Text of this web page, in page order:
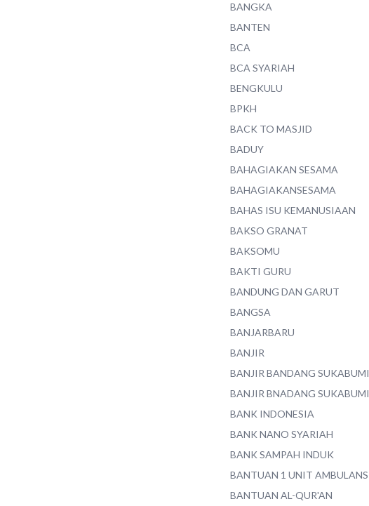
BANGKA
BANTEN
BCA
BCA SYARIAH
BENGKULU
BPKH
BACK TO MASJID
BADUY
BAHAGIAKAN SESAMA
BAHAGIAKANSESAMA
BAHAS ISU KEMANUSIAAN
BAKSO GRANAT
BAKSOMU
BAKTI GURU
BANDUNG DAN GARUT
BANGSA
BANJARBARU
BANJIR
BANJIR BANDANG SUKABUMI
BANJIR BNADANG SUKABUMI
BANK INDONESIA
BANK NANO SYARIAH
BANK SAMPAH INDUK
BANTUAN 1 UNIT AMBULANS
BANTUAN AL-QUR'AN